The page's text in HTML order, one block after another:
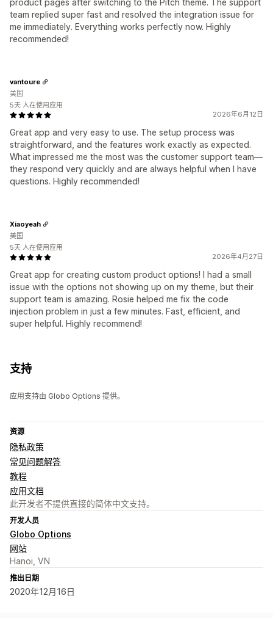
product pages after switching to the Pitch theme. The support
team replied super fast and resolved the integration issue for
me immediately. Everything works perfectly now. Highly
recommended!
2026年6月12日
Great app and very easy to use. The setup process was
straightforward, and the features work exactly as expected.
What impressed me the most was the customer support team—
they respond very quickly and are always helpful when I have
questions. Highly recommended!
vantoure
美国
5天 人在使用应用
2026年4月27日
Great app for creating custom product options! I had a small
issue with the options not showing up on my theme, but their
support team is amazing. Rosie helped me fix the code
injection problem in just a few minutes. Fast, efficient, and
super helpful. Highly recommend!
Xiaoyeah
美国
5天 人在使用应用
支持
应用支持由 Globo Options 提供。
资源
隐私政策
常见问题解答
教程
应用文档
此开发者不提供直接的简体中文支持。
开发人员
Globo Options
网站
Hanoi, VN
推出日期
2020年12月16日